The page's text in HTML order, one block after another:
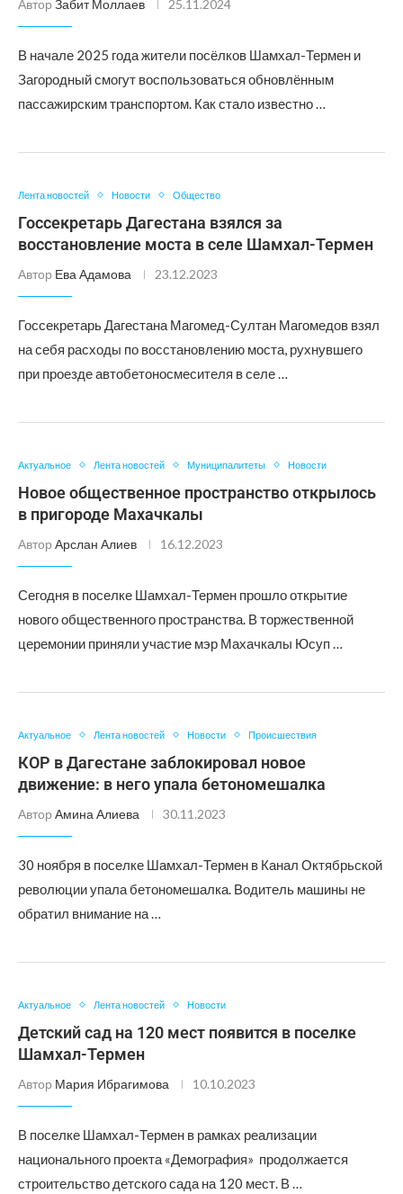
Автор Забит Моллаев 25.11.2024
В начале 2025 года жители посёлков Шамхал-Термен и
Загородный смогут воспользоваться обновлённым
пассажирским транспортом. Как стало известно …
Лента новостей Новости Общество
Госсекретарь Дагестана взялся за
восстановление моста в селе Шамхал-Термен
Автор Ева Адамова 23.12.2023
Госсекретарь Дагестана Магомед-Султан Магомедов взял
на себя расходы по восстановлению моста, рухнувшего
при проезде автобетоносмесителя в селе …
Актуальное Лента новостей Муниципалитеты Новости
Новое общественное пространство открылось
в пригороде Махачкалы
Автор Арслан Алиев 16.12.2023
Сегодня в поселке Шамхал-Термен прошло открытие
нового общественного пространства. В торжественной
церемонии приняли участие мэр Махачкалы Юсуп …
Актуальное Лента новостей Новости Происшествия
КОР в Дагестане заблокировал новое
движение: в него упала бетономешалка
Автор Амина Алиева 30.11.2023
30 ноября в поселке Шамхал-Термен в Канал Октябрьской
революции упала бетономешалка. Водитель машины не
обратил внимание на …
Актуальное Лента новостей Новости
Детский сад на 120 мест появится в поселке
Шамхал-Термен
Автор Мария Ибрагимова 10.10.2023
В поселке Шамхал-Термен в рамках реализации
национального проекта «Демография» продолжается
строительство детского сада на 120 мест. В …